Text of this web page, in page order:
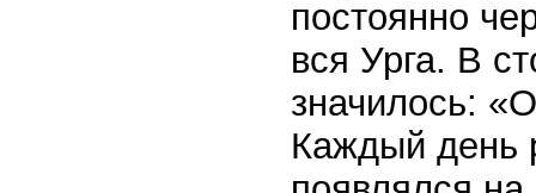
постоянно
вся Урга. В
значилось:
Каждый день